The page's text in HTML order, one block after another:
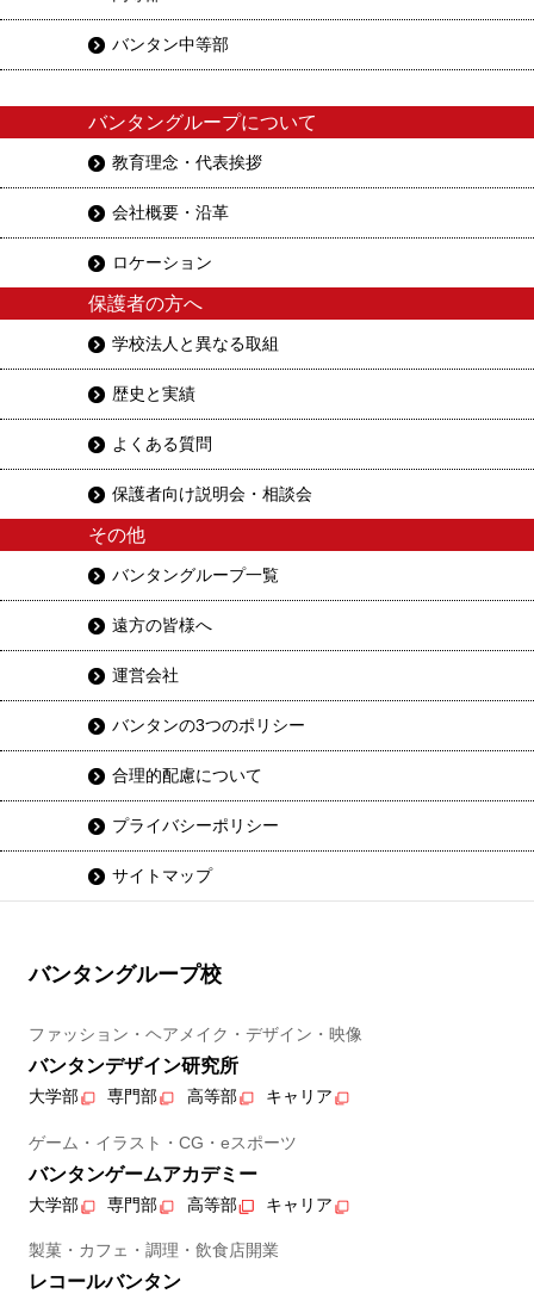
バンタン中等部
バンタングループについて
教育理念・代表挨拶
会社概要・沿革
ロケーション
保護者の方へ
学校法人と異なる取組
歴史と実績
よくある質問
保護者向け説明会・相談会
その他
バンタングループ一覧
遠方の皆様へ
運営会社
バンタンの3つのポリシー
合理的配慮について
プライバシーポリシー
サイトマップ
バンタングループ校
ファッション・ヘアメイク・デザイン・映像
バンタンデザイン研究所
大学部 専門部 高等部 キャリア
ゲーム・イラスト・CG・eスポーツ
バンタンゲームアカデミー
大学部 専門部 高等部 キャリア
製菓・カフェ・調理・飲食店開業
レコールバンタン